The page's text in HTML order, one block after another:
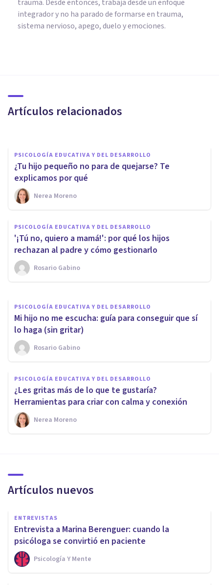
trauma. Desde entonces, trabaja desde un enfoque
integrador y no ha parado de formarse en trauma,
sistema nervioso, apego, duelo y emociones.
Artículos relacionados
responder?
PSICOLOGÍA EDUCATIVA Y DEL DESARROLLO
¿Tu hijo pequeño no para de quejarse? Te
explicamos por qué
Nerea Moreno
PSICOLOGÍA EDUCATIVA Y DEL DESARROLLO
'¡Tú no, quiero a mamá!': por qué los hijos
rechazan al padre y cómo gestionarlo
Rosario Gabino
PSICOLOGÍA EDUCATIVA Y DEL DESARROLLO
¿En qué cosas no están de
acuerdo los padres? Los
motivos de desacuerdo más
comunes
Nerea Moreno
PSICOLOGÍA EDUCATIVA Y DEL DESARROLLO
Mi hijo no me escucha: guía para conseguir que sí
lo haga (sin gritar)
Rosario Gabino
PSICOLOGÍA EDUCATIVA Y DEL DESARROLLO
¿Les gritas más de lo que te gustaría?
Herramientas para criar con calma y conexión
Nerea Moreno
Artículos nuevos
ENTREVISTAS
Entrevista a Marina Berenguer: cuando la
psicóloga se convirtió en paciente
Psicología Y Mente